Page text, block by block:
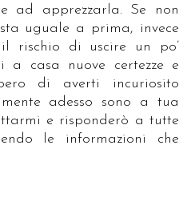
ad apprezzarla. Se non
uguale a prima, invece
rischio di uscire un po’
casa nuove certezze e
di averti incuriosito
adesso sono a tua
e risponderò a tutte
le informazioni che